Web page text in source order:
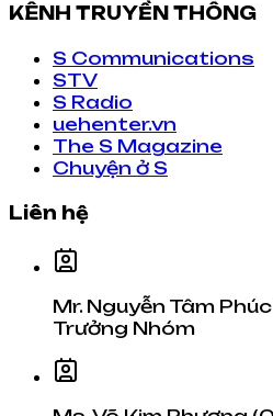
KÊNH TRUYỀN THÔNG
S Communications
STV
S Radio
uehenter.vn
The S Magazine
Chuyện ở S
Liên hệ
Mr. Nguyễn Tâm
Trưởng Nhóm